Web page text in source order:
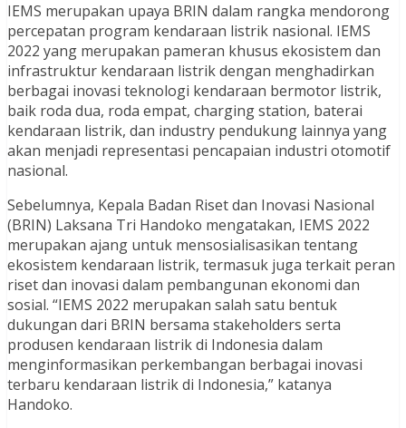
IEMS merupakan upaya BRIN dalam rangka mendorong
percepatan program kendaraan listrik nasional. IEMS
2022 yang merupakan pameran khusus ekosistem dan
infrastruktur kendaraan listrik dengan menghadirkan
berbagai inovasi teknologi kendaraan bermotor listrik,
baik roda dua, roda empat, charging station, baterai
kendaraan listrik, dan industry pendukung lainnya yang
akan menjadi representasi pencapaian industri otomotif
nasional.
Sebelumnya, Kepala Badan Riset dan Inovasi Nasional
(BRIN) Laksana Tri Handoko mengatakan, IEMS 2022
merupakan ajang untuk mensosialisasikan tentang
ekosistem kendaraan listrik, termasuk juga terkait peran
riset dan inovasi dalam pembangunan ekonomi dan
sosial. “IEMS 2022 merupakan salah satu bentuk
dukungan dari BRIN bersama stakeholders serta
produsen kendaraan listrik di Indonesia dalam
menginformasikan perkembangan berbagai inovasi
terbaru kendaraan listrik di Indonesia,” katanya
Handoko.